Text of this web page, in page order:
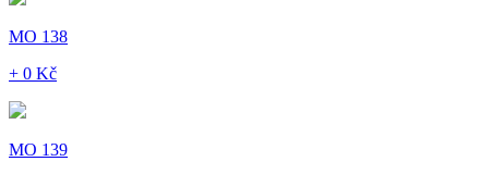
MO 138
+ 0 Kč
MO 139